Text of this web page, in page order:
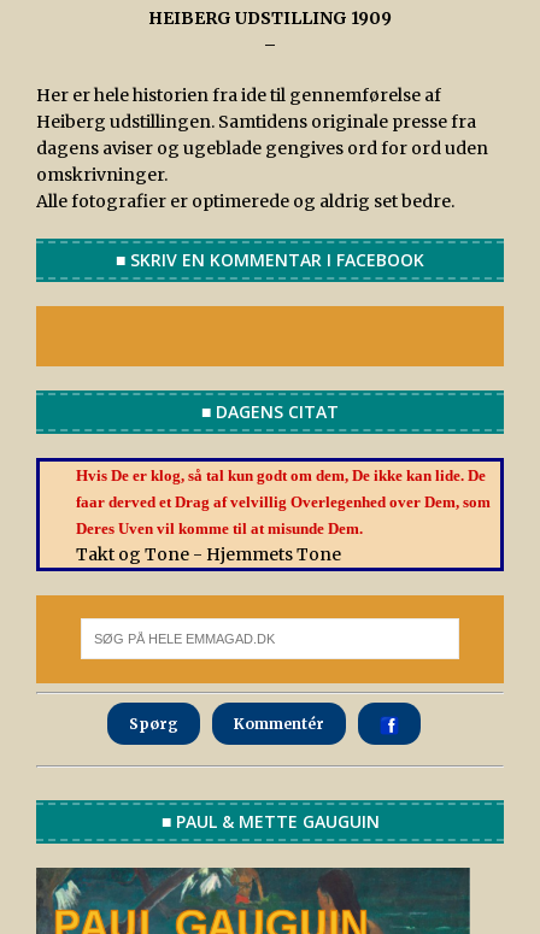
HEIBERG UDSTILLING 1909
–
Her er hele historien fra ide til gennemførelse af
Heiberg udstillingen. Samtidens originale presse fra
dagens aviser og ugeblade gengives ord for ord uden
omskrivninger.
Alle fotografier er optimerede og aldrig set bedre.
■ SKRIV EN KOMMENTAR I FACEBOOK
■ DAGENS CITAT
Hvis De er klog, så tal kun godt om dem, De ikke kan lide. De
faar derved et Drag af velvillig Overlegenhed over Dem, som
Deres Uven vil komme til at misunde Dem.
Takt og Tone - Hjemmets Tone
Spørg Kommentér
■ PAUL & METTE GAUGUIN